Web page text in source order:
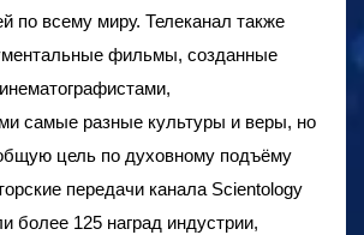
по всему миру. Телеканал также
фильмы, созданные
самые разные культуры и веры, но
цель по духовному подъёму
передачи канала Scientology
более 125 наград индустрии,